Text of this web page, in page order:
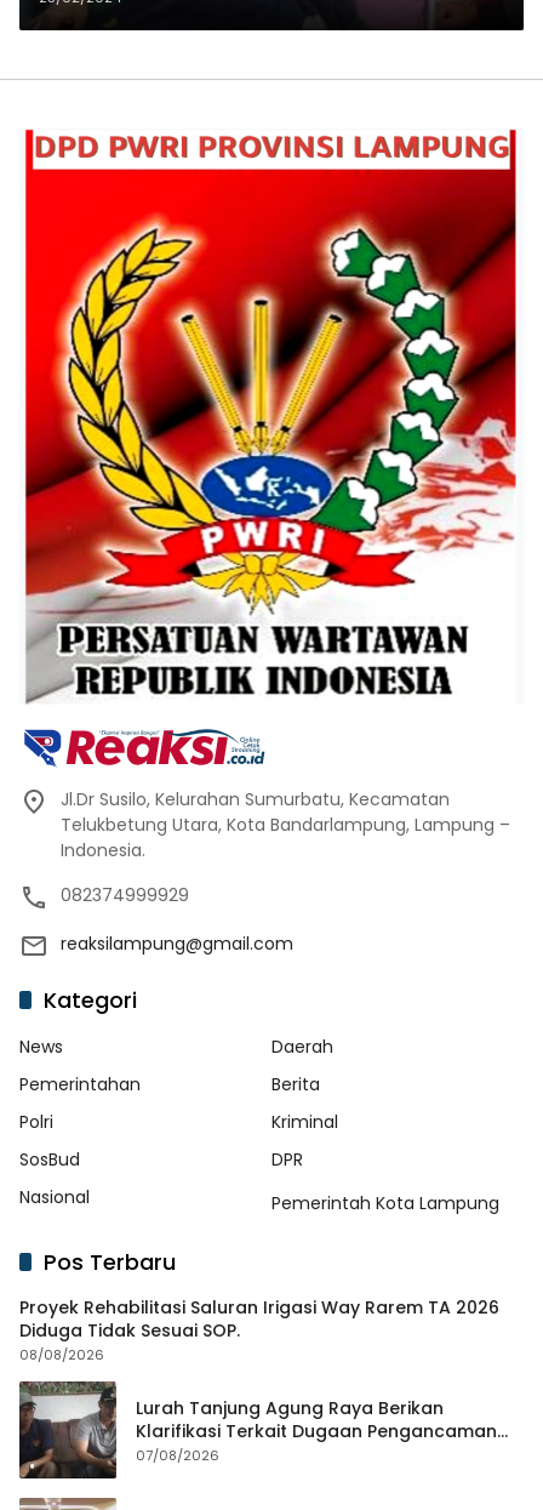
Jl.Dr Susilo, Kelurahan Sumurbatu, Kecamatan
Telukbetung Utara, Kota Bandarlampung, Lampung –
Indonesia.
082374999929
reaksilampung@gmail.com
Kategori
News
Daerah
Pemerintahan
Berita
Polri
Kriminal
SosBud
DPR
Nasional
Pemerintah Kota Lampung
Pos Terbaru
Proyek Rehabilitasi Saluran Irigasi Way Rarem TA 2026
Diduga Tidak Sesuai SOP.
08/08/2026
Lurah Tanjung Agung Raya Berikan
Klarifikasi Terkait Dugaan Pengancaman
Antar Warga Yang Berujung Laporan ke
07/08/2026